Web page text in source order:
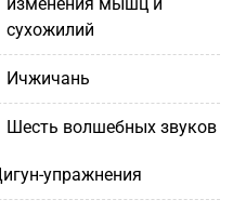
сухожилий
ичжичань
шесть волшебных звуков
цигун-упражнения